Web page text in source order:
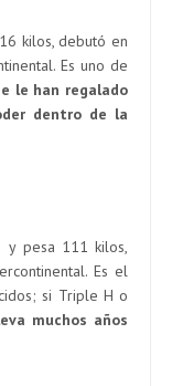
kilos, debutó en
Es uno de
le han regalado
dentro de la
y pesa 111 kilos,
Es el
si Triple H o
muchos años